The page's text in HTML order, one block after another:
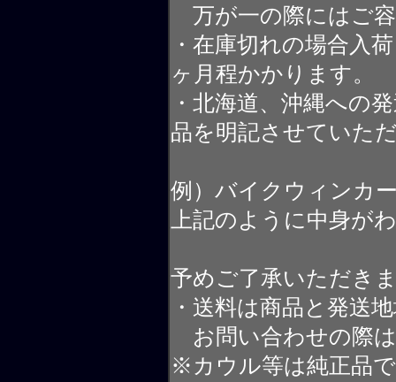
万が一の際にはご
・在庫切れの場合入
ヶ月程かかります。
・北海道、沖縄への
品を明記させていた
例）バイクウィンカ
上記のように中身が
予めご了承いただき
・送料は商品と発送
お問い合わせの際
※カウル等は純正品